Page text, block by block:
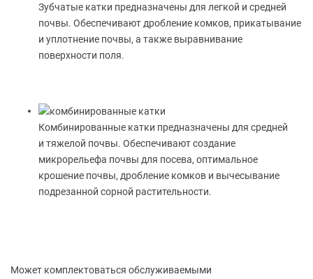
Зубчатые катки предназначены для легкой и средней
почвы. Обеспечивают дробление комков, прикатывание
и уплотнение почвы, а также выравнивание
поверхности поля.
Комбинированные катки предназначены для средней
и тяжелой почвы. Обеспечивают создание
микрорельефа почвы для посева, оптимальное
крошение почвы, дробление комков и вычесывание
подрезанной сорной растительности.
Может комплектоваться обслуживаемыми